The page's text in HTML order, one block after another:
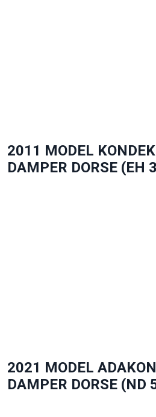
2011 MODEL
DAMPER DORSE (EH
2021 MODEL
DAMPER DORSE (ND